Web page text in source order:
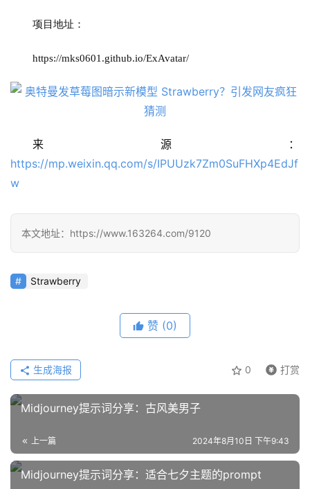
项目地址：
https://mks0601.github.io/ExAvatar/
来源：
https://mp.weixin.qq.com/s/IPUUzk7Zm0SuFHXp4EdJf
w
本文地址：https://www.163264.com/9120
Strawberry
赞 (0)
0 打赏
生成海报
Midjourney提示词分享：古风美男子
上一篇 2024年8月10日 下午9:43
Midjourney提示词分享：适合七夕主题的prompt